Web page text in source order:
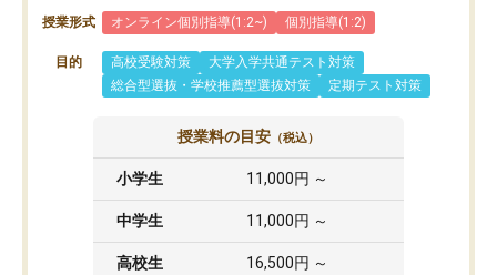
授業形式 オンライン個別指導(1:2~) 個別指導(1:2)
目的 高校受験対策
大学入学共通テスト対策
総合型選抜・学校推薦型選抜対策
定期テスト対策
授業料の目安 （税込）
小学生 11,000円 ～
中学生 11,000円 ～
高校生 16,500円 ～